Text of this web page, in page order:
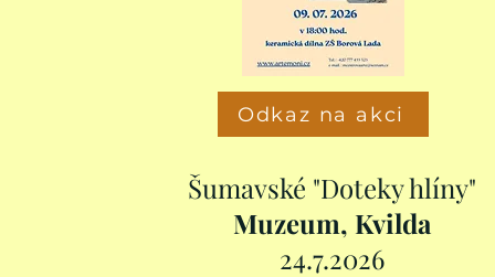
Odkaz na akci
Šumavské "Doteky hlíny"
Muzeum, Kvilda
24.7.2026